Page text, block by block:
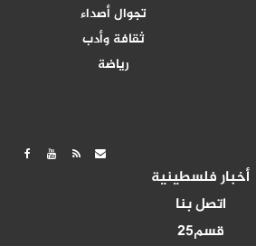
تجوال أصداء
ثقافة وأدب
رياضة
أخبار فلسطينية
اتصل بنا
قسم25